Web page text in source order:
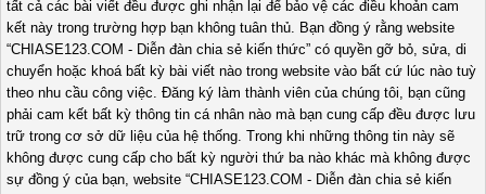
tất cả các bài viết đều được ghi nhận lại để bảo vệ các điều khoản cam
kết này trong trường hợp bạn không tuân thủ. Bạn đồng ý rằng website
“CHIASE123.COM - Diễn đàn chia sẻ kiến thức” có quyền gỡ bỏ, sửa, di
chuyển hoặc khoá bất kỳ bài viết nào trong website vào bất cứ lúc nào tuỳ
theo nhu cầu công việc. Đăng ký làm thành viên của chúng tôi, bạn cũng
phải cam kết bất kỳ thông tin cá nhân nào mà bạn cung cấp đều được lưu
trữ trong cơ sở dữ liệu của hệ thống. Trong khi những thông tin này sẽ
không được cung cấp cho bất kỳ người thứ ba nào khác mà không được
sự đồng ý của bạn, website “CHIASE123.COM - Diễn đàn chia sẻ kiến